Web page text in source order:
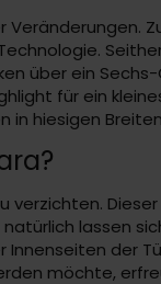
über ein
für ein
in hiesigen
lassen
Innenseiten
möchte,